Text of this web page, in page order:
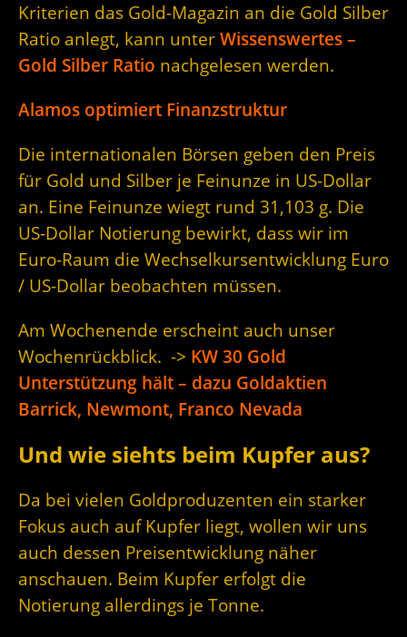
Kriterien das Gold-Magazin an die Gold Silber
Ratio anlegt, kann unter Wissenswertes –
Gold Silber Ratio nachgelesen werden.
Alamos optimiert Finanzstruktur
Die internationalen Börsen geben den Preis
für Gold und Silber je Feinunze in US-Dollar
an. Eine Feinunze wiegt rund 31,103 g. Die
US-Dollar Notierung bewirkt, dass wir im
Euro-Raum die Wechselkursentwicklung Euro
/ US-Dollar beobachten müssen.
Am Wochenende erscheint auch unser
Wochenrückblick. -> KW 30 Gold
Unterstützung hält – dazu Goldaktien
Barrick, Newmont, Franco Nevada
Und wie siehts beim Kupfer aus?
Da bei vielen Goldproduzenten ein starker
Fokus auch auf Kupfer liegt, wollen wir uns
auch dessen Preisentwicklung näher
anschauen. Beim Kupfer erfolgt die
Notierung allerdings je Tonne.